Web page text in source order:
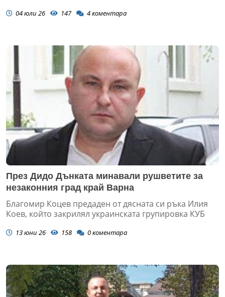
04 юли 26 147 4коментара
През Дидо Дънката минавали рушветите за
незаконния град край Варна
Благомир Коцев предаден от дясната си ръка Илия
Коев, който закрилял украинската групировка КУБ
13 юни 26 158 0коментара